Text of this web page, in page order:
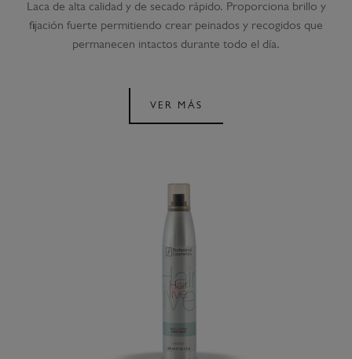
Laca de alta calidad y de secado rápido. Proporciona brillo y
fijación fuerte permitiendo crear peinados y recogidos que
permanecen intactos durante todo el día.
VER MÁS